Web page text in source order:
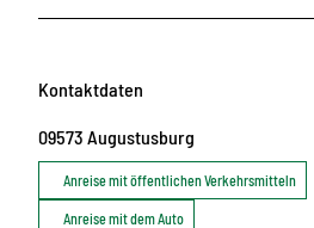
Kontaktdaten
09573 Augustusburg
Anreise mit öffentlichen Verkehrsmitteln
Anreise mit dem Auto